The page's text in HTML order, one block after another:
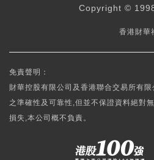
Copyright ©
香港財華
免責聲明：
財華控股有限公司及香港聯合交易所有
之準確性及可靠性,但並不保證資料絕對
損失,本公司概不負責。